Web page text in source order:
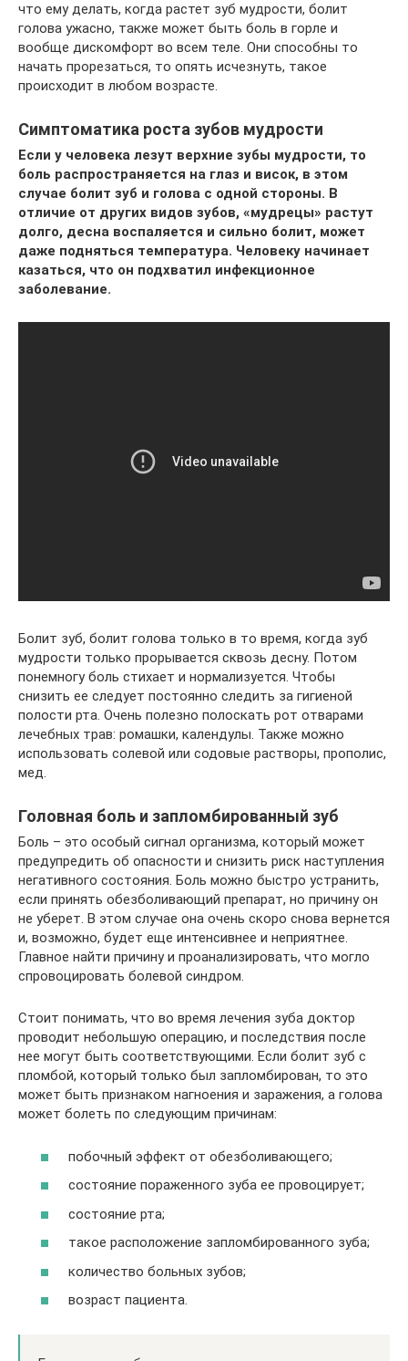
что ему делать, когда растет зуб мудрости, болит
голова ужасно, также может быть боль в горле и
вообще дискомфорт во всем теле. Они способны то
начать прорезаться, то опять исчезнуть, такое
происходит в любом возрасте.
Симптоматика роста зубов мудрости
Если у человека лезут верхние зубы мудрости, то
боль распространяется на глаз и висок, в этом
случае болит зуб и голова с одной стороны. В
отличие от других видов зубов, «мудрецы» растут
долго, десна воспаляется и сильно болит, может
даже подняться температура. Человеку начинает
казаться, что он подхватил инфекционное
заболевание.
Болит зуб, болит голова только в то время, когда зуб
мудрости только прорывается сквозь десну. Потом
понемногу боль стихает и нормализуется. Чтобы
снизить ее следует постоянно следить за гигиеной
полости рта. Очень полезно полоскать рот отварами
лечебных трав: ромашки, календулы. Также можно
использовать солевой или содовые растворы, прополис,
мед.
Головная боль и запломбированный зуб
Боль – это особый сигнал организма, который может
предупредить об опасности и снизить риск наступления
негативного состояния. Боль можно быстро устранить,
если принять обезболивающий препарат, но причину он
не уберет. В этом случае она очень скоро снова вернется
и, возможно, будет еще интенсивнее и неприятнее.
Главное найти причину и проанализировать, что могло
спровоцировать болевой синдром.
Стоит понимать, что во время лечения зуба доктор
проводит небольшую операцию, и последствия после
нее могут быть соответствующими. Если болит зуб с
пломбой, который только был запломбирован, то это
может быть признаком нагноения и заражения, а голова
может болеть по следующим причинам:
побочный эффект от обезболивающего;
состояние пораженного зуба ее провоцирует;
состояние рта;
такое расположение запломбированного зуба;
количество больных зубов;
возраст пациента.